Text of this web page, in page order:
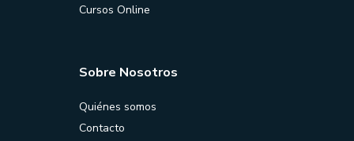
Cursos Online
Sobre Nosotros
Quiénes somos
Contacto